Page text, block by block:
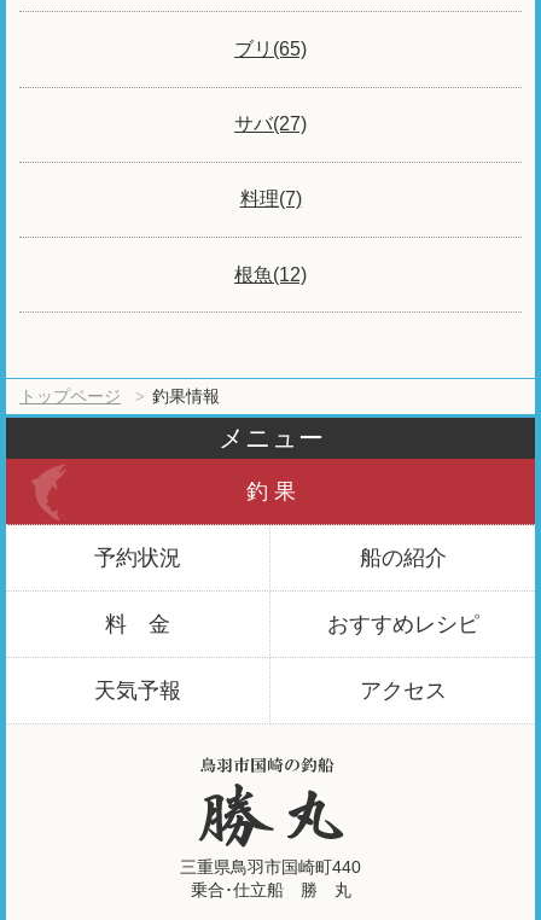
ブリ(65)
サバ(27)
料理(7)
根魚(12)
トップページ 釣果情報
メニュー
釣 果
予約状況 船の紹介
料 金 おすすめレシピ
天気予報 アクセス
三重県鳥羽市国崎町440
乗合･仕立船 勝 丸